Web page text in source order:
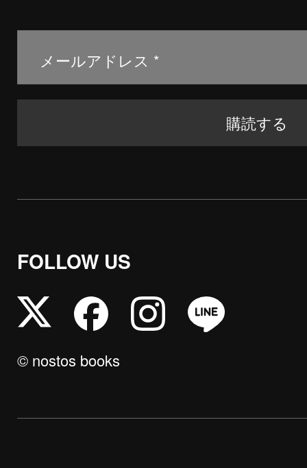
FOLLOW US
© nostos books